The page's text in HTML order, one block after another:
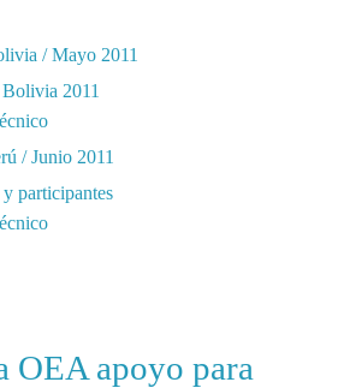
/ Mayo 2011
2011
/ Junio 2011
y participantes
OEA apoyo para